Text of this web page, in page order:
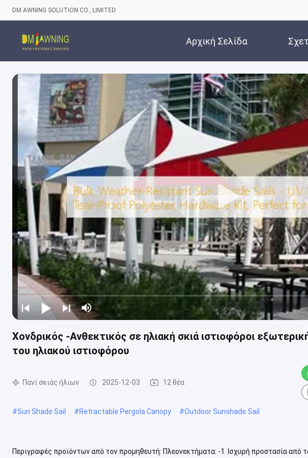
DM AWNING SOLUTION CO., LIMITED
Αρχική Σελίδα
Χονδρικός -Ανθεκτικός σε ηλιακή σκιά ιστιοφόροι
του ηλιακού ιστιοφόρου
Πανί σκιάς ήλιων 2025-12-03 12 θέα
#Sun Shade Sail #Retractable Pergola Canopy #Outdoor Sunshade Sail
Περιγραφές προϊόντων από τον προμηθευτή: Πλεονεκτήματα: -1. Ισχυρή προστασία από